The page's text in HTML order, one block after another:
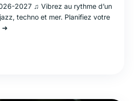
2027 ♫ Vibrez au rythme d’un
techno et mer. Planifiez votre
➜